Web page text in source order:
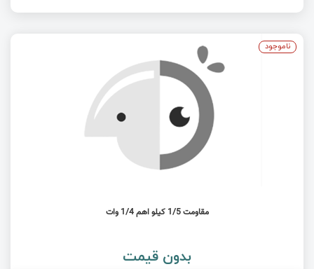
مقاومت 1/5 کیلو اهم 1/4 وات
بدون قیمت
ناموجود